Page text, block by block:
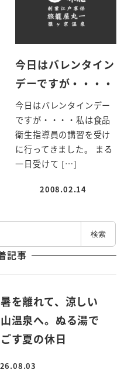
今日はバレンタイン
デーですが・・・・
今日はバレンタインデー
ですが・・・・私は食品
衛生指導員の講習を受け
に行ってきました。 まる
一日受けて […]
投稿日
2008.02.14
検索
記事
を離れて、涼しい
温泉へ。ぬる湯で
す夏の休日
日